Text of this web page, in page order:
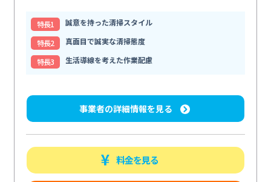
特⻑1
誠意を持った清掃スタイル
特⻑2
真面目で誠実な清掃態度
特⻑3
生活導線を考えた作業配慮
事業者の詳細情報を見る
料金を見る